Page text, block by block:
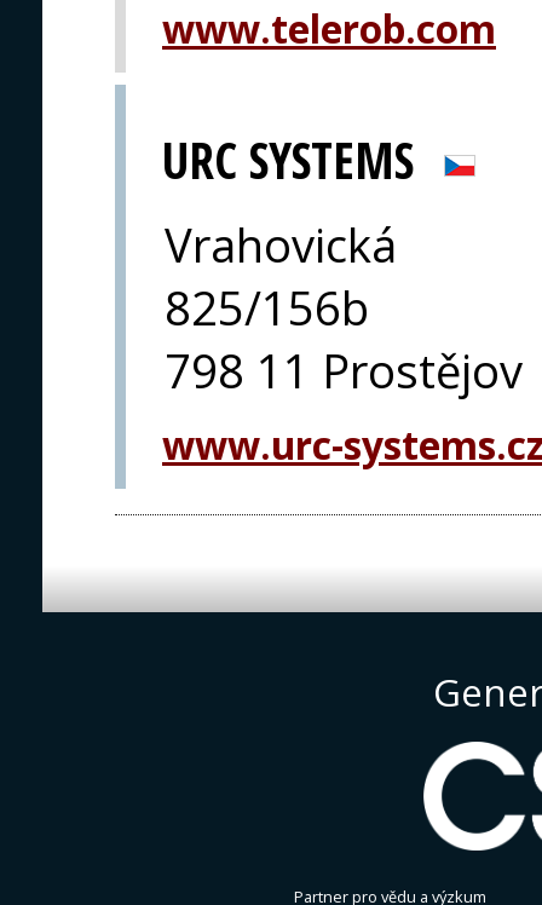
www.telerob.com
URC SYSTEMS
Vrahovická
825/156b
798 11 Prostějov
www.urc-
Partner pro vědu a výzkum